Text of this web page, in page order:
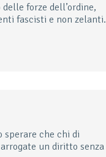
forze dell’ordine,
fascisti e non zelanti.
sperare che chi di
un diritto senza